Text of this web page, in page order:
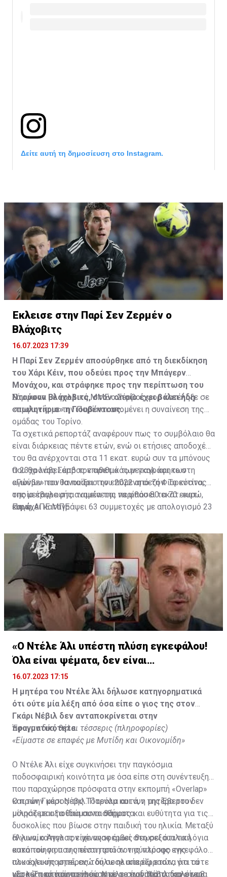
Δείτε αυτή τη δημοσίευση στο Instagram.
Έκλεισε στην Παρί Σεν Ζερμέν ο
Βλάχοβιτς
16.07.2023 17:39
Η Παρί Σεν Ζερμέν αποσύρθηκε από τη διεκδίκηση
του Χάρι Κέιν, που οδεύει προς την Μπάγερν
Μονάχου, και στράφηκε προς την περίπτωση του
Ντούσαν Βλάχοβιτς, στον οποίο έχει βάλει ήδη
«πωλητήριο» η Γιουβέντους.
Σύμφωνα με γαλλικά ΜΜΕ ο Σέρβος φορ κατέληξε σε
συμφωνία με την Παρί και απομένει η συναίνεση της
ομάδας του Τορίνο.
Τα σχετικά ρεπορτάζ αναφέρουν πως το συμβόλαιο θα
είναι διάρκειας πέντε ετών, ενώ οι ετήσιες αποδοχές
του θα ανέρχονται στα 11 εκατ. ευρώ συν τα μπόνους
που θα λάβει από τον αριθμό των γκολ και των
αγώνων που θα παίξει την επόμενη σεζόν. Το κόστος
της μεταγραφής αναμένεται να φθάσει τα 70 εκατ.
ευρώ.
Ο 23χρονος Σέρβος επιθετικός μεταγράφηκε στη
«Γιούβε» τον Ιανουάριο του 2022 από τη Φιορεντίνα, η
οποία έβαλε στα ταμεία της περίπου 80 εκατ. ευρώ,
και έχει καταγράψει 63 συμμετοχές με απολογισμό 23
Πηγή: ΑΠΕ ΜΠΕ
«Ο Ντέλε Άλι υπέστη πλύση εγκεφάλου!
Όλα είναι ψέματα, δεν είναι
υιοθετημένος»
16.07.2023 17:15
Η μητέρα του Ντέλε Άλι δήλωσε κατηγορηματικά
ότι ούτε μία λέξη από όσα είπε ο γιος της στον
Γκάρι Νέβιλ δεν ανταποκρίνεται στην
πραγματικότητα.
Έφυγαν δύο, θέλει τέσσερις (πληροφορίες)
«Είμαστε σε επαφές με Μυτίδη και Οικονομίδη»
Ο Ντέλε Άλι είχε συγκινήσει την παγκόσμια
ποδοσφαιρική κοινότητα με όσα είπε στη συνέντευξη
που παραχώρησε πρόσφατα στην εκπομπή «Overlap»
και τον Γκάρι Νέβιλ. Παρόλα αυτά, η μητέρα του δεν
μοιράζεται τα ίδια συναισθήματα.
Ο πρώην μέσος της Τότεναμ και νυν της Έβερτον
μίλησε με αξιοθαύμαστο θάρρος και ευθύτητα για τις
δυσκολίες που βίωσε στην παιδική του ηλικία. Μεταξύ
άλλων, ο Άγγλος είχε αναφερθεί στη σεξουαλική
κακοποίηση που υπέστη από τον σύντροφο της
αλκοολικής μητέρας του σε ηλικία έξι ετών, για τα
ναρκωτικά που πουλούσε με το ποδήλατό του στα 8
Η γυναίκα που τον γέννησε όμως θεωρεί ότι τα λόγια
αυτά του γιου της είναι προϊόν της πλύσης εγκεφάλου
που έχει υποστεί, ενώ δήλωσε απερίφραστα ότι ούτε
μία λέξη από όσα είπε ο Ντέλε στον Νέβιλ δεν είναι
«Στα 7 του χρόνια γράφτηκε σε ένα από τα καλύτερα